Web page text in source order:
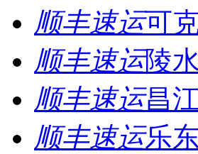
顺丰速运可
顺丰速运陵
顺丰速运昌
顺丰速运乐